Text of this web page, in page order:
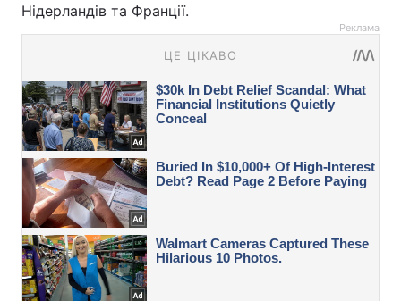
Нідерландів та Франції.
Реклама